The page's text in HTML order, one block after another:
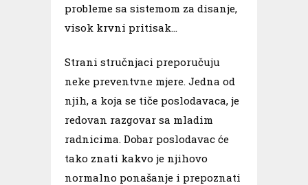
probleme sa sistemom za disanje,
visok krvni pritisak…
Strani stručnjaci preporučuju
neke preventvne mjere. Jedna od
njih, a koja se tiče poslodavaca, je
redovan razgovar sa mladim
radnicima. Dobar poslodavac će
tako znati kakvo je njihovo
normalno ponašanje i prepoznati